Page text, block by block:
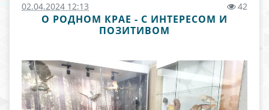
02.04.2024 12:13 42
О РОДНОМ КРАЕ - С ИНТЕРЕСОМ И
ПОЗИТИВОМ